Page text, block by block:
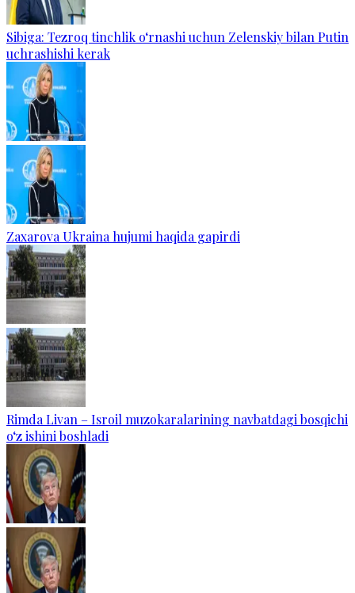
Sibiga: Tezroq tinchlik o‘rnashi uchun Zelenskiy bilan Putin
uchrashishi kerak
Zaxarova Ukraina hujumi haqida gapirdi
Rimda Livan – Isroil muzokaralarining navbatdagi bosqichi
o‘z ishini boshladi